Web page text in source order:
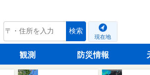
tenki.jp 検索
現在地
観測 防災情報